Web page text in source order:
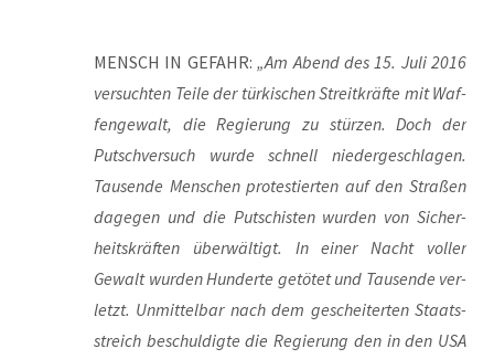
MENSCH IN GEFAHR:„Am Abend des 15. Juli 2016
ver­such­ten Tei­le der tür­ki­schen Streit­kräf­te mit Waf­
fen­ge­walt, die Regie­rung zu stür­zen. Doch der
Putsch­ver­such wur­de schnell nie­der­ge­schla­gen.
Tau­sen­de Men­schen pro­tes­tier­ten auf den Stra­ßen
dage­gen und die Put­schis­ten wur­den von Sicher­
heits­kräf­ten über­wäl­tigt. In einer Nacht vol­ler
Gewalt wur­den Hun­der­te getö­tet und Tau­sen­de ver­
letzt. Unmit­tel­bar nach dem geschei­ter­ten Staats­
streich beschul­dig­te die Regie­rung den in den USA